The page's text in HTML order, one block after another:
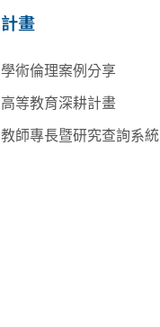
計畫
學術倫理案例分享
高等教育深耕計畫
教師專長暨研究查詢系統